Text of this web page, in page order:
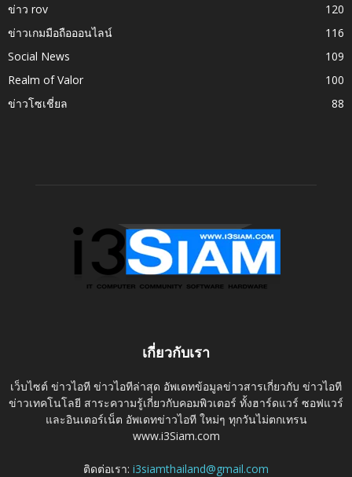
ข่าว rov
120
ข่าวเกมมือถือออนไลน์
116
Social News
109
Realm of Valor
100
ข่าวโซเชี่ยล
88
เกี่ยวกับเรา
เว็บไซต์ ข่าวไอที ข่าวไอทีล่าสุด อัพเดทข้อมูลข่าวสารเกี่ยวกับ ข่าวไอที
ข่าวเทคโนโลยี สาระความรู้เกี่ยวกับคอมพิวเตอร์ ทั้งฮาร์ดแวร์ ซอฟแวร์
และอินเตอร์เน็ต อัพเดทข่าวไอที ใหม่ๆ ทุกวันไม่ตกเทรน
www.i3Siam.com
ติดต่อเรา: i3siamthailand@gmail.com